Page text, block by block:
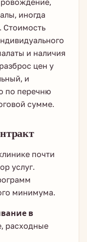
иногда
Стоимость
и наличия
цен у
и
по перечню
сумме.
почти
услуг.
минимума.
в
расходные